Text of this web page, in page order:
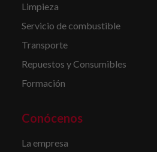
Limpieza
Servicio de combustible
Transporte
Repuestos y Consumibles
Formación
Conócenos
La empresa